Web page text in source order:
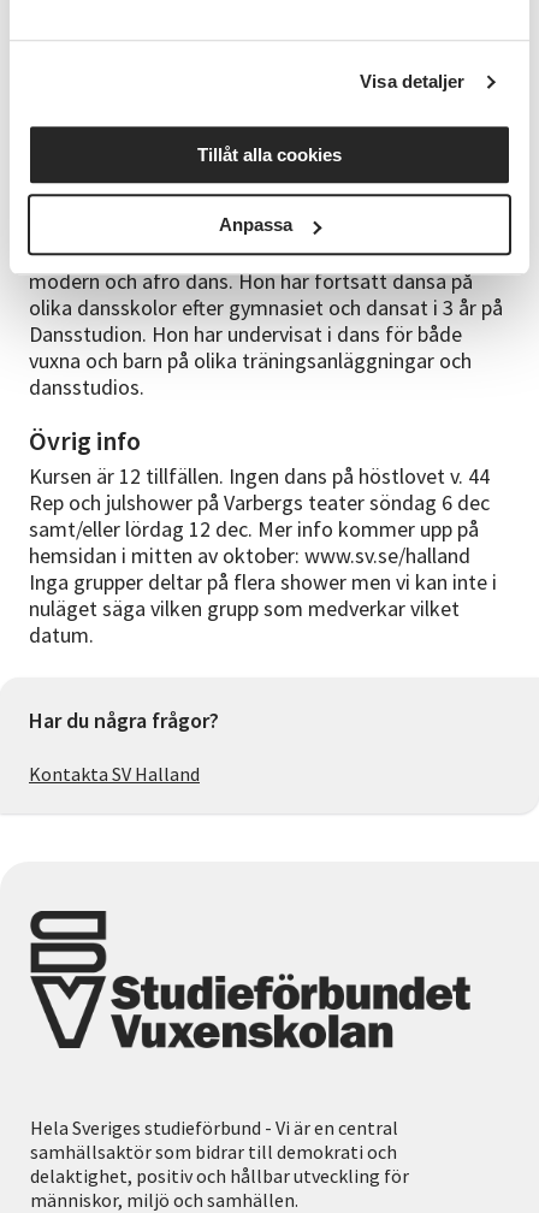
Visa detaljer
Tillåt alla cookies
Anpassa
diagonalövningar, koreografi. Fokus ligger på att
rumsuppfattning, gunget i kroppen, rytm,
Om kursledaren
Kursen leds av Hanna som har dansat sen hon var 6
år gammal. Gick Musikallinjen på Kulturama
gymnasiet i Stockholm. Hennes specialstilar är jazz,
modern och afro dans. Hon har fortsatt dansa på
olika dansskolor efter gymnasiet och dansat i 3 år på
Dansstudion. Hon har undervisat i dans för både
vuxna och barn på olika träningsanläggningar och
dansstudios.
Övrig info
Kursen är 12 tillfällen. Ingen dans på höstlovet v. 44
Rep och julshower på Varbergs teater söndag 6 dec
samt/eller lördag 12 dec. Mer info kommer upp på
hemsidan i mitten av oktober: www.sv.se/halland
Inga grupper deltar på flera shower men vi kan inte i
nuläget säga vilken grupp som medverkar vilket
datum.
Har du några frågor?
Kontakta SV Halland
Hela Sveriges studieförbund - Vi är en central
samhällsaktör som bidrar till demokrati och
delaktighet, positiv och hållbar utveckling för
människor, miljö och samhällen.